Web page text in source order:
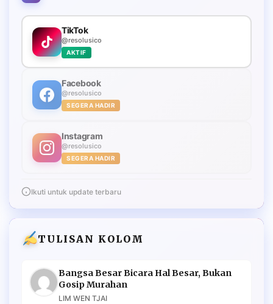
TikTok
@resolusico
AKTIF
Facebook
@resolusico
SEGERA HADIR
Instagram
@resolusico
SEGERA HADIR
Ikuti untuk update terbaru
TULISAN KOLOM
Bangsa Besar Bicara Hal Besar, Bukan
Gosip Murahan
LIM WEN TJAI